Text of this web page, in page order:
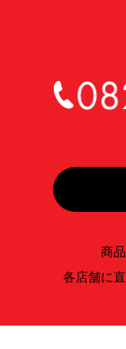
商
各店舗に